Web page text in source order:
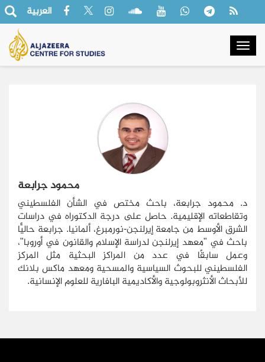
العربية
محمود جرابعة
د. محمود جرابعة، باحث مختص في الشأن الفلسطيني
وتقاطعاته الإقليمية. حاصل على درجة الدكتوراه في دراسات
الشرق الأوسط من جامعة إيرلنجن-نورمبرغ، ألمانيا. جرابعة حاليًّا
باحث في "معهد إيرلنجن لدراسة الإسلام والقانون في أوروبا"،
وعمل سابقًا في عدد من المراكز البحثية مثل المركز
الفلسطيني للبحوث السياسية والمسحية ومعهد ماكس بلانك
للأبحاث الأنثروبولوجية والأكاديمية البافارية للعلوم الإنسانية.